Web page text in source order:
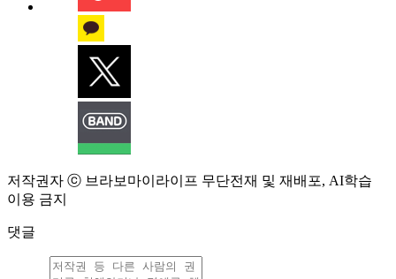
저작권자 ⓒ 브라보마이라이프 무단전재 및 재배포, AI학습
이용 금지
댓글